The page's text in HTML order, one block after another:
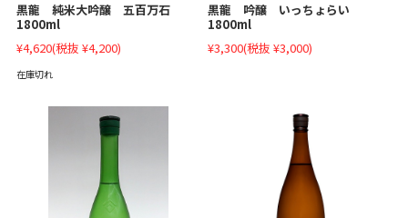
黒龍 純米大吟醸 五百万石
1800ml
¥4,620(税抜 ¥4,200)
在庫切れ
黒龍 吟醸 いっちょらい
1800ml
¥3,300(税抜 ¥3,000)